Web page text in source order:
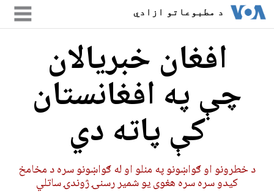
د مطبوعاتو ازادي
لاندې رسنۍ
افغان خبریالان
چې په افغانستان
کې پاته دي
د خطرونو او ګواښونو په منلو او له ګواښونو سره د مخامخ
کیدو سره سره هغوی یو شمیر رسنۍ ژوندۍ ساتلي